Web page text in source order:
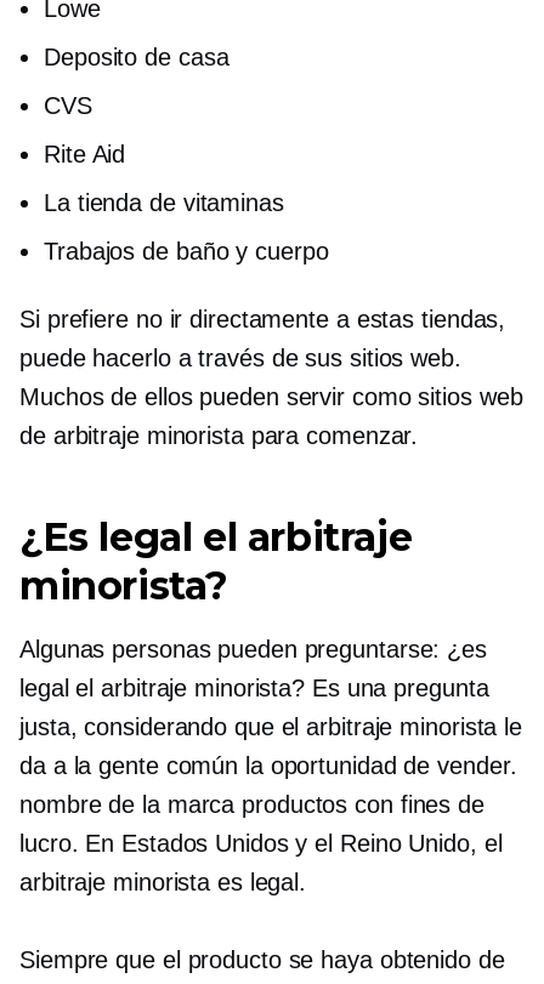
Lowe
Deposito de casa
CVS
Rite Aid
La tienda de vitaminas
Trabajos de baño y cuerpo
Si prefiere no ir directamente a estas tiendas,
puede hacerlo a través de sus sitios web.
Muchos de ellos pueden servir como sitios web
de arbitraje minorista para comenzar.
¿Es legal el arbitraje
minorista?
Algunas personas pueden preguntarse: ¿es
legal el arbitraje minorista? Es una pregunta
justa, considerando que el arbitraje minorista le
da a la gente común la oportunidad de vender.
nombre de la marca productos con fines de
lucro. En Estados Unidos y el Reino Unido, el
arbitraje minorista es legal.
Siempre que el producto se haya obtenido de